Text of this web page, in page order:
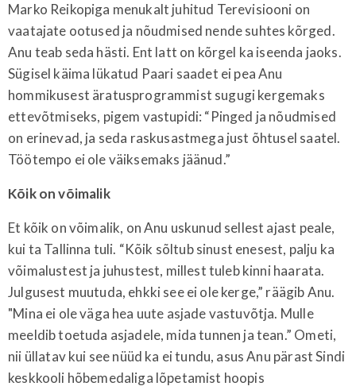
Marko Reikopiga menukalt juhitud Terevisiooni on
vaatajate ootused ja nõudmised nende suhtes kõrged.
Anu teab seda hästi. Ent latt on kõrgel ka iseenda jaoks.
Sügisel käima lükatud Paari saadet ei pea Anu
hommikusest äratusprogrammist sugugi kergemaks
ettevõtmiseks, pigem vastupidi: “Pinged ja nõudmised
on erinevad, ja seda raskusastmega just õhtusel saatel.
Töötempo ei ole väiksemaks jäänud.”
Kõik on võimalik
Et kõik on võimalik, on Anu uskunud sellest ajast peale,
kui ta Tallinna tuli. “Kõik sõltub sinust enesest, palju ka
võimalustest ja juhustest, millest tuleb kinni haarata.
Julgusest muutuda, ehkki see ei ole kerge,” räägib Anu.
"Mina ei ole väga hea uute asjade vastuvõtja. Mulle
meeldib toetuda asjadele, mida tunnen ja tean.” Ometi,
nii üllatav kui see nüüd ka ei tundu, asus Anu pärast Sindi
keskkooli hõbemedaliga lõpetamist hoopis